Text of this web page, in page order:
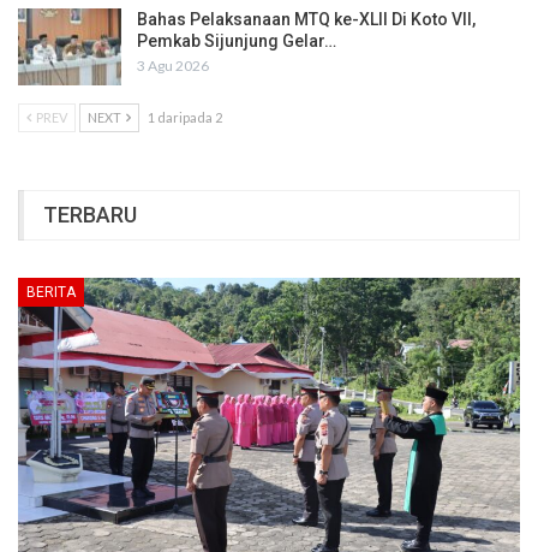
Bahas Pelaksanaan MTQ ke-XLII Di Koto VII,
Pemkab Sijunjung Gelar…
3 Agu 2026
PREV NEXT 1 daripada 2
TERBARU
BERITA